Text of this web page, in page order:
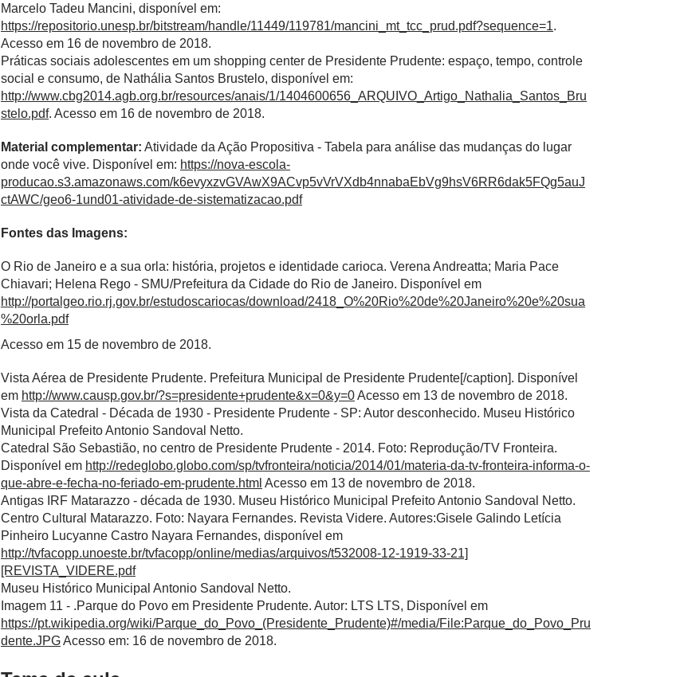
Marcelo Tadeu Mancini, disponível em:
https://repositorio.unesp.br/bitstream/handle/11449/119781/mancini_mt_tcc_prud.pdf?sequence=1.
Acesso em 16 de novembro de 2018.
Práticas sociais adolescentes em um shopping center de Presidente Prudente: espaço, tempo, controle
social e consumo, de Nathália Santos Brustelo, disponível em:
http://www.cbg2014.agb.org.br/resources/anais/1/1404600656_ARQUIVO_Artigo_Nathalia_Santos_Bru
stelo.pdf. Acesso em 16 de novembro de 2018.
Material complementar: Atividade da Ação Propositiva - Tabela para análise das mudanças do lugar
onde você vive. Disponível em: https://nova-escola-
producao.s3.amazonaws.com/k6evyxzvGVAwX9ACvp5vVrVXdb4nnabaEbVg9hsV6RR6dak5FQg5auJ
ctAWC/geo6-1und01-atividade-de-sistematizacao.pdf
Fontes das Imagens:
O Rio de Janeiro e a sua orla: história, projetos e identidade carioca. Verena Andreatta; Maria Pace
Chiavari; Helena Rego - SMU/Prefeitura da Cidade do Rio de Janeiro. Disponível em
http://portalgeo.rio.rj.gov.br/estudoscariocas/download/2418_O%20Rio%20de%20Janeiro%20e%20sua
%20orla.pdf
Acesso em 15 de novembro de 2018.
Vista Aérea de Presidente Prudente. Prefeitura Municipal de Presidente Prudente[/caption]. Disponível
em http://www.causp.gov.br/?s=presidente+prudente&x=0&y=0Acesso em 13 de novembro de 2018.
Vista da Catedral - Década de 1930 - Presidente Prudente - SP: Autor desconhecido. Museu Histórico
Municipal Prefeito Antonio Sandoval Netto.
Catedral São Sebastião, no centro de Presidente Prudente - 2014. Foto: Reprodução/TV Fronteira.
Disponível em http://redeglobo.globo.com/sp/tvfronteira/noticia/2014/01/materia-da-tv-fronteira-informa-o-
que-abre-e-fecha-no-feriado-em-prudente.html Acesso em 13 de novembro de 2018.
Antigas IRF Matarazzo - década de 1930. Museu Histórico Municipal Prefeito Antonio Sandoval Netto.
Centro Cultural Matarazzo. Foto: Nayara Fernandes. Revista Videre. Autores:Gisele Galindo Letícia
Pinheiro Lucyanne Castro Nayara Fernandes, disponível em
http://tvfacopp.unoeste.br/tvfacopp/online/medias/arquivos/t532008-12-1919-33-21]
[REVISTA_VIDERE.pdf
Museu Histórico Municipal Antonio Sandoval Netto.
Imagem 11 - .Parque do Povo em Presidente Prudente. Autor: LTS LTS, Disponível em
https://pt.wikipedia.org/wiki/Parque_do_Povo_(Presidente_Prudente)#/media/File:Parque_do_Povo_Pru
dente.JPGAcesso em: 16 de novembro de 2018.